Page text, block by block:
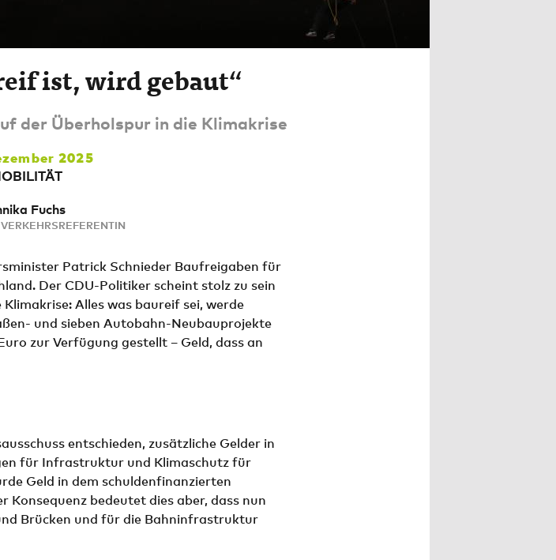
ist, wird gebaut“
der Überholspur in die Klimakrise
2025
Fuchs
Patrick Schnieder Baufreigaben für
Der CDU-Politiker scheint stolz zu sein
Alles was baureif sei, werde
und sieben Autobahn-Neubauprojekte
zur Verfügung gestellt – Geld, dass an
entschieden, zusätzliche Gelder in
für Infrastruktur und Klimaschutz für
Geld in dem schuldenfinanzierten
Konsequenz bedeutet dies aber, dass nun
Brücken und für die Bahninfrastruktur